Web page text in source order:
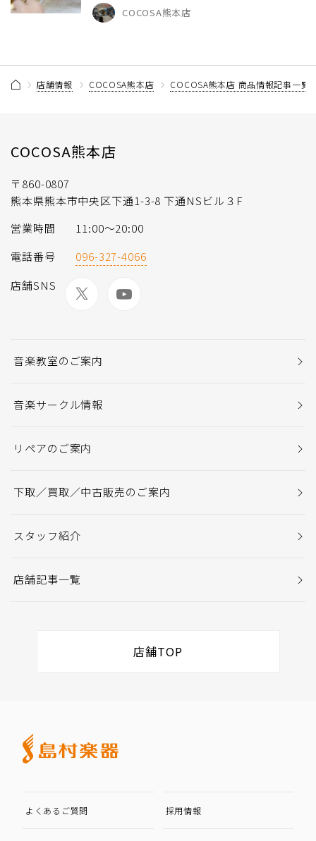
COCOSA熊本店
店舗情報 COCOSA熊本店 COCOSA熊本店 商品情報記事一覧
COCOSA熊本店
〒860-0807
熊本県熊本市中央区下通1-3-8 下通NSビル３F
営業時間
11:00～20:00
電話番号
096-327-4066
店舗SNS
音楽教室のご案内
音楽サークル情報
リペアのご案内
下取／買取／中古販売のご案内
スタッフ紹介
店舗記事一覧
店舗TOP
よくあるご質問 採用情報